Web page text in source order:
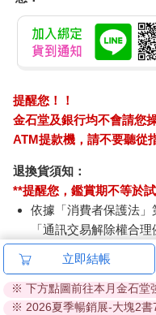
提醒您！！
金石堂及銀行均不會請您
ATM提款機，請不要聽從
退換貨須知：
**提醒您，鑑賞期不等於
依據「消費者保護法
「通訊交易解除權合
後，除商品本身有瑕疵
易於腐敗、保存期
鮮食品）
依消費者要求所為
立即結帳
※ 下方點圖前往本月金石堂
※ 2026夏季暢銷展-大塊2書